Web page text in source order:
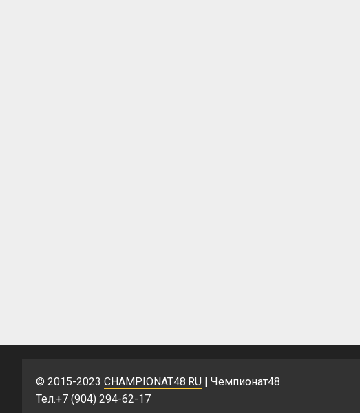
© 2015-2023 CHAMPIONAT48.RU | Чемпионат48
Тел.+7 (904) 294-62-17